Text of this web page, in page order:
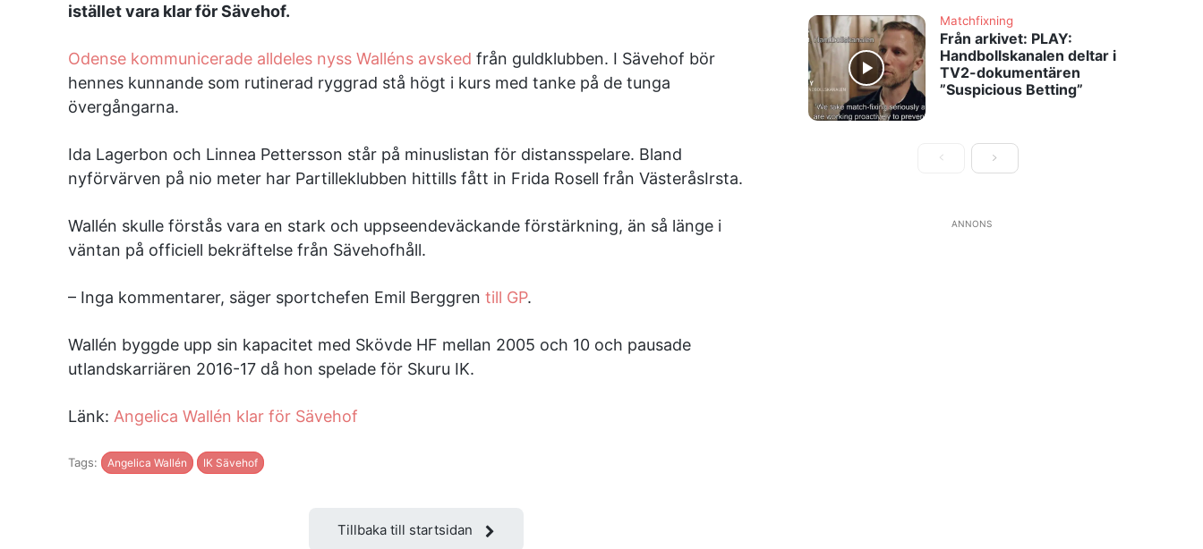
istället vara klar för Sävehof.
Odense kommunicerade alldeles nyss Walléns avsked från guldklubben. I Sävehof bör
hennes kunnande som rutinerad ryggrad stå högt i kurs med tanke på de tunga
övergångarna.
Ida Lagerbon och Linnea Pettersson står på minuslistan för distansspelare. Bland
nyförvärven på nio meter har Partilleklubben hittills fått in Frida Rosell från VästeråsIrsta.
Wallén skulle förstås vara en stark och uppseendeväckande förstärkning, än så länge i
väntan på officiell bekräftelse från Sävehofhåll.
– Inga kommentarer, säger sportchefen Emil Berggren till GP.
Wallén byggde upp sin kapacitet med Skövde HF mellan 2005 och 10 och pausade
utlandskarriären 2016-17 då hon spelade för Skuru IK.
Länk: Angelica Wallén klar för Sävehof
Tags: Angelica Wallén IK Sävehof
Tillbaka till startsidan
Matchfixning
Från arkivet: PLAY:
Handbollskanalen deltar i
TV2-dokumentären
”Suspicious Betting”
ANNONS